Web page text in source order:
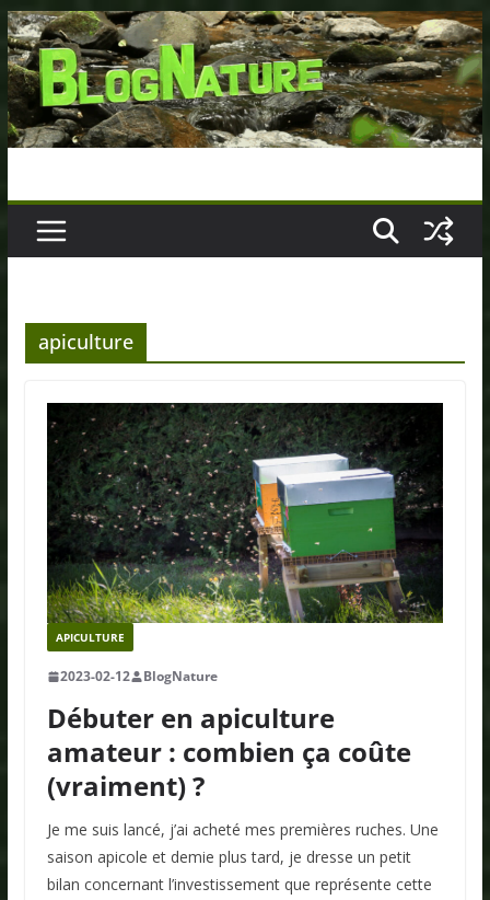
Passer
au
contenu
apiculture
APICULTURE
2023-02-12 BlogNature
Débuter en apiculture
amateur : combien ça coûte
(vraiment) ?
Je me suis lancé, j’ai acheté mes premières ruches. Une
saison apicole et demie plus tard, je dresse un petit
bilan concernant l’investissement que représente cette